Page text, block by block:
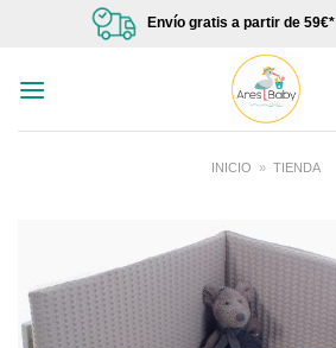
Envío gratis a partir de 59€*
INICIO » TIENDA